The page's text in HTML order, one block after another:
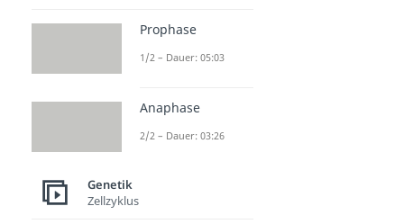
Prophase
1/2 – Dauer: 05:03
Anaphase
2/2 – Dauer: 03:26
Genetik
Zellzyklus